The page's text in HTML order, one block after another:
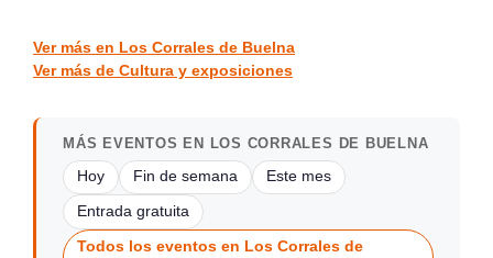
Ver más en Los Corrales de Buelna
Ver más de Cultura y exposiciones
MÁS EVENTOS EN LOS CORRALES DE BUELNA
Hoy Fin de semana Este mes
Entrada gratuita
Todos los eventos en Los Corrales de